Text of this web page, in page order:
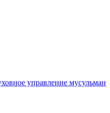
управление мусульман